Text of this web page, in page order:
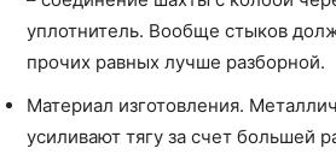
уплотнитель. Вообще стыков
прочих равных лучше разборной.
Материал изготовления.
усиливают тягу за счет большей